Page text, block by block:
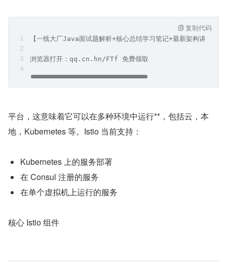
【一线大厂Java面试题解析+核心总结学习笔记+最新架构讲解视
浏览器打开：qq.cn.hn/FTf 免费领取
复制代码
平台，这意味着它可以在多种环境中运行**，包括云，本
地，Kubernetes 等。Istio 当前支持：
Kubernetes 上的服务部署
在 Consul 注册的服务
在单个虚拟机上运行的服务
核心 Istio 组件